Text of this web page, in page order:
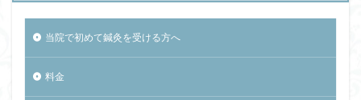
当院で初めて鍼灸を受ける方へ
料金